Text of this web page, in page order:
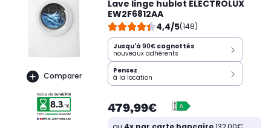
Comparer
Lave linge hublot ELECTROLUX
EW2F6812AA
4,4/5(148)
Jusqu'à 90€ cagnottés
nouveaux adhérents
Pensez
à la location
479,99€